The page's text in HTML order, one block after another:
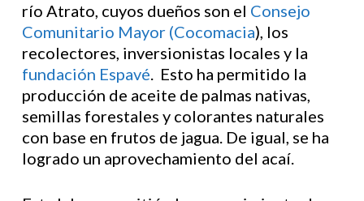
río Atrato, cuyos dueños son el Consejo
Comunitario Mayor (Cocomacia), los
recolectores, inversionistas locales y la
fundación Espavé. Esto ha permitido la
producción de aceite de palmas nativas,
semillas forestales y colorantes naturales
con base en frutos de jagua. De igual, se ha
logrado un aprovechamiento del acaí.